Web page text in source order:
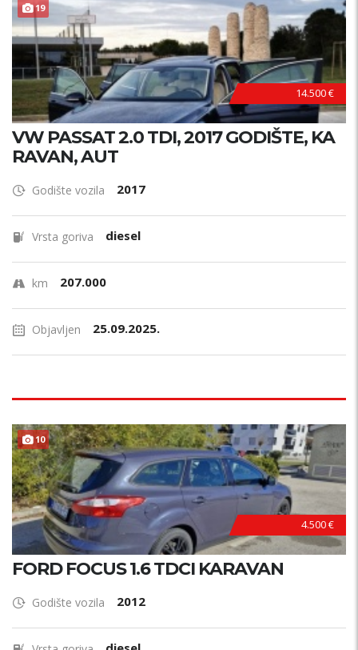
19
14.500 €
VW PASSAT 2.0 TDI, 2017 GODIŠTE, KA
RAVAN, AUT
Godište vozila 2017
Vrsta goriva diesel
km 207.000
Objavljen 25.09.2025.
10
4.500 €
FORD FOCUS 1.6 TDCI KARAVAN
Godište vozila 2012